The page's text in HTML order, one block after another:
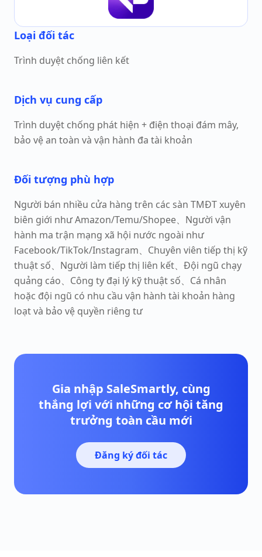
Loại đối tác
Trình duyệt chống liên kết
Dịch vụ cung cấp
Trình duyệt chống phát hiện + điện thoại đám mây,
bảo vệ an toàn và vận hành đa tài khoản
Đối tượng phù hợp
Người bán nhiều cửa hàng trên các sàn TMĐT xuyên
biên giới như Amazon/Temu/Shopee、Người vận
hành ma trận mạng xã hội nước ngoài như
Facebook/TikTok/Instagram、Chuyên viên tiếp thị kỹ
thuật số、Người làm tiếp thị liên kết、Đội ngũ chạy
quảng cáo、Công ty đại lý kỹ thuật số、Cá nhân
hoặc đội ngũ có nhu cầu vận hành tài khoản hàng
loạt và bảo vệ quyền riêng tư
Gia nhập SaleSmartly, cùng
thắng lợi với những cơ hội tăng
trưởng toàn cầu mới
Đăng ký đối tác